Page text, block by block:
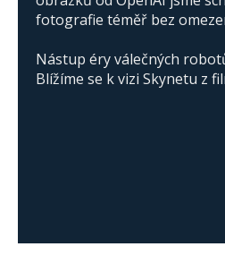
fotografie téměř bez
Nástup éry válečných
Blížíme se k vizi Skynetu z